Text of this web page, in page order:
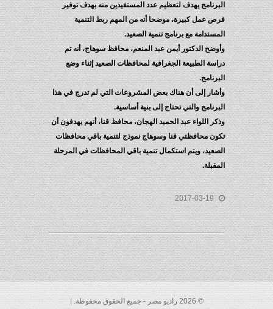
البرنامج يهدف لتعظيم عدد المستفيدين منه بهدف توفير
فرص عمل كبيرة، موضحا أنه من المهم ربط التنمية
المستدامة مع برنامج تنمية الصعيد.
وأوضح الدكتور أيمن عبد المنعم، محافظ سوهاج، أنه تم
دراسة الطبيعة الجغرافية لمحافظات الصعيد إثناء وضع
البرنامج.
وأشار إلى أن هناك بعض المشروعات التي لم تدرج في هذا
البرنامج والتي تحتاج إلى بنية أساسية.
وذكر اللواء عبد الحميد الهجان، محافظ قنا، أنهم يهدفون أن
تكون محافظتي قنا وسوهاج نموذج لتنمية باقي محافظات
الصعيد، ويتم استكمال تنمية باقي المحافظات في المرحلة
المقبلة.
2017-03-19
© 2026 راديو مصر - جميع الحقوق محفوظة. |